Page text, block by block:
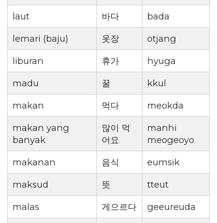
laut
바다
bada
lemari (baju)
옷장
otjang
liburan
휴가
hyuga
madu
꿀
kkul
makan
먹다
meokda
makan yang
banyak
많이 먹
어요
manhi
meogeoyo
makanan
음식
eumsik
maksud
뜻
tteut
malas
게으르다
geeureuda